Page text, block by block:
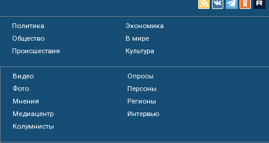
Политика
Экономика
Общество
В мире
Происшествия
Культура
Видео
Опросы
Фото
Персоны
Мнения
Регионы
Медиацентр
Интервью
Колумнисты